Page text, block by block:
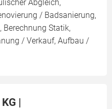
Abgleich,
/ Badsanierung,
Berechnung Statik,
/ Verkauf, Aufbau /
|